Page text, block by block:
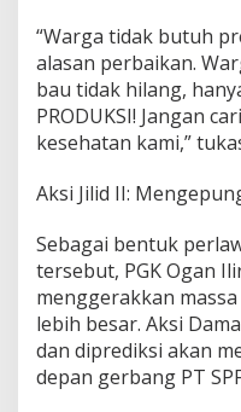
n
"
G
e
l
o
m
a
g
M
a
s
s
a
"
“Warga tidak butuh
alasan perbaikan.
bau tidak hilang,
PRODUKSI! Jangan
kesehatan kami,”
Aksi Jilid II:
Sebagai bentuk
tersebut, PGK Ogan
menggerakkan
lebih besar. Aksi
dan diprediksi akan
depan gerbang PT